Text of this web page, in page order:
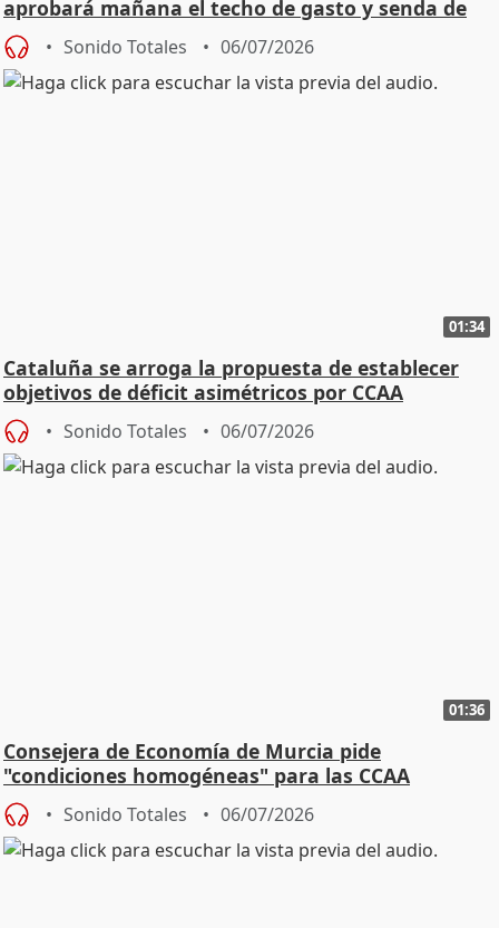
aprobará mañana el techo de gasto y senda de
déficit
Sonido Totales 06/07/2026
01:34
Cataluña se arroga la propuesta de establecer
objetivos de déficit asimétricos por CCAA
Sonido Totales 06/07/2026
01:36
Consejera de Economía de Murcia pide
"condiciones homogéneas" para las CCAA
Sonido Totales 06/07/2026